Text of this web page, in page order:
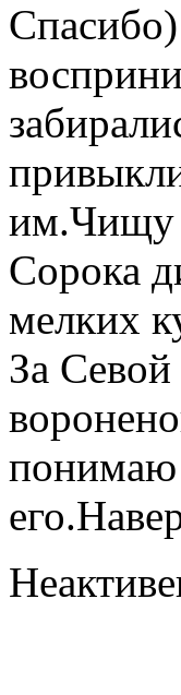
им.Чищу
Сорока
мелких
За
понимаю